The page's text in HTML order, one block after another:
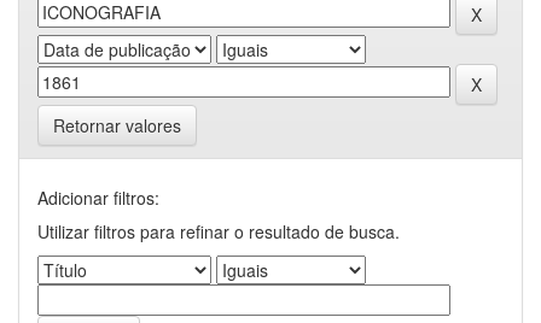
Retornar valores
Adicionar filtros:
Utilizar filtros para refinar o resultado de busca.